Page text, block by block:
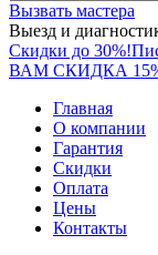
Вызвать мастера
Выезд и
Скидки до 30%!
ВАМ СКИДКА
Главная
О компании
Гарантия
Скидки
Оплата
Цены
Контакты